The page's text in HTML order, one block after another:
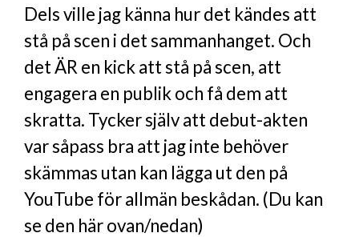
Dels ville jag känna hur det kändes att
stå på scen i det sammanhanget. Och
det ÄR en kick att stå på scen, att
engagera en publik och få dem att
skratta. Tycker själv att debut-akten
var såpass bra att jag inte behöver
skämmas utan kan lägga ut den på
YouTube för allmän beskådan. (Du kan
se den här ovan/nedan)